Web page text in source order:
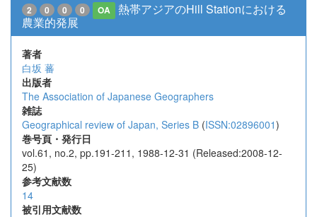
2 0 0 0 OA
熱帯アジアのHill Stationにおける
農業的発展
著者
白坂 蕃
出版者
The Association of Japanese Geographers
雑誌
Geographical review of Japan, Series B (ISSN:02896001)
巻号頁・発行日
vol.61, no.2, pp.191-211, 1988-12-31 (Released:2008-12-
25)
参考文献数
14
被引用文献数